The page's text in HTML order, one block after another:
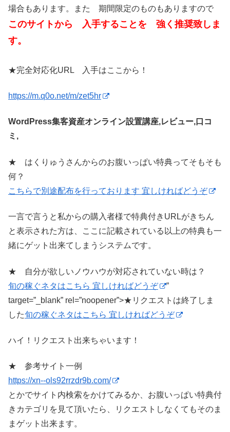
場合もあります。また 期間限定のものもありますので
このサイトから 入手することを 強く推奨致しま
す。
★完全対応化URL 入手はここから！
https://m.q0o.net/m/zet5hr
WordPress集客資産オンライン設置講座,レビュー,口コ
ミ,
★ はくりゅうさんからのお腹いっぱい特典ってそもそも
何？
こちらで別途配布を行っております 宜しければどうぞ
一言で言うと私からの購入者様で特典付きURLがきちん
と表示された方は、ここに記載されている以上の特典も一
緒にゲット出来てしまうシステムです。
★ 自分が欲しいノウハウが対応されていない時は？
旬の稼ぐネタはこちら 宜しければどうぞ
”
target=”_blank” rel=”noopener”>★リクエストは終了しま
した旬の稼ぐネタはこちら 宜しければどうぞ
ハイ！リクエスト出来ちゃいます！
★ 参考サイト一例
https://xn--ols92rrzdr9b.com/
とかでサイト内検索をかけてみるか、お腹いっぱい特典付
きカテゴリを見て頂いたら、リクエストしなくてもそのま
まゲット出来ます。